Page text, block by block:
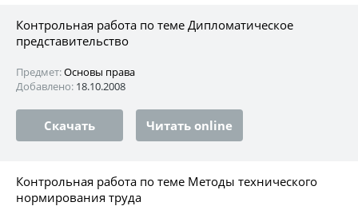
Контрольная работа по теме Дипломатическое
представительство
Предмет:Основы права
Добавлено: 18.10.2008
Скачать Читать online
Контрольная работа по теме Методы технического
нормирования труда